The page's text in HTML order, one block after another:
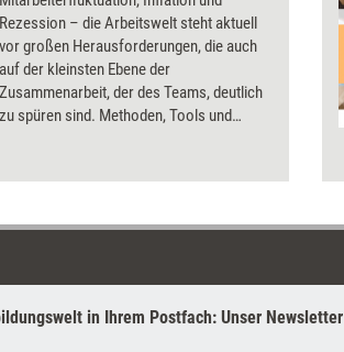
Rezession – die Arbeitswelt steht aktuell
vor großen Herausforderungen, die auch
auf der kleinsten Ebene der
Zusammenarbeit, der des Teams, deutlich
zu spüren sind. Methoden, Tools und
Resilienz im Team stärken lassen.
in Ihrem Postfach: Unser Newsletter